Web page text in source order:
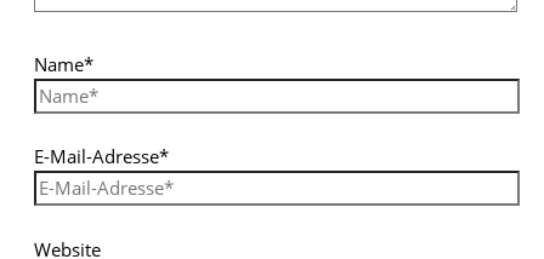
Name*
E-Mail-Adresse*
Website